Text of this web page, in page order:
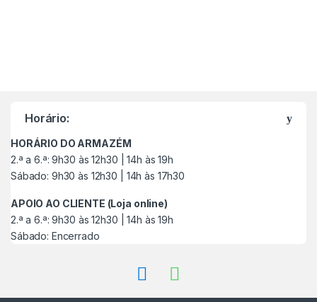
Horário:
HORÁRIO DO ARMAZÉM
2.ª a 6.ª: 9h30 às 12h30 | 14h às 19h
Sábado: 9h30 às 12h30 | 14h às 17h30
APOIO AO CLIENTE (Loja online)
2.ª a 6.ª: 9h30 às 12h30 | 14h às 19h
Sábado: Encerrado